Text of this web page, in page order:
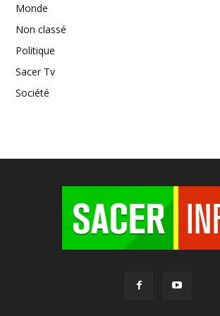
Monde
Non classé
Politique
Sacer Tv
Société